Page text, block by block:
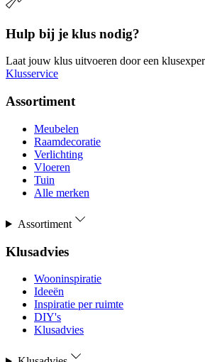
Hulp bij je klus nodig?
Laat jouw klus uitvoeren door een
Klusservice
Assortiment
Meubelen
Raamdecoratie
Verlichting
Vloeren
Tuin
Alle merken
Assortiment
Klusadvies
Wooninspiratie
Ideeën
Inspiratie per ruimte
DIY's
Klusadvies